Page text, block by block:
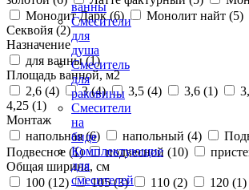
ванны
Смесители
для
душа
Смеситель
для
раковины
Смесители
на
биде
Комплектующие
для
смесителей
Монолит Дарк (6) Монолит найт (5)
Секвойя (2)
Назначение
для ванны (1)
Площадь ванной, м2
2,6 (4) 3 (4) 3,5 (4) 3,6 (1)
4,25 (1)
Монтаж
напольная (6) напольный (4)
Подвесное (1) подвесной (10)
Общая ширина, см
100 (12) 105 (3) 110 (2) 120 (1)